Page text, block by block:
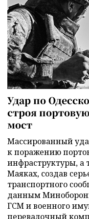
Удар по
строя
мост
Массированный
к поражению
инфраструктуры, а
Маяках, создав
транспортного
данным
ГСМ и военного
перевалочный